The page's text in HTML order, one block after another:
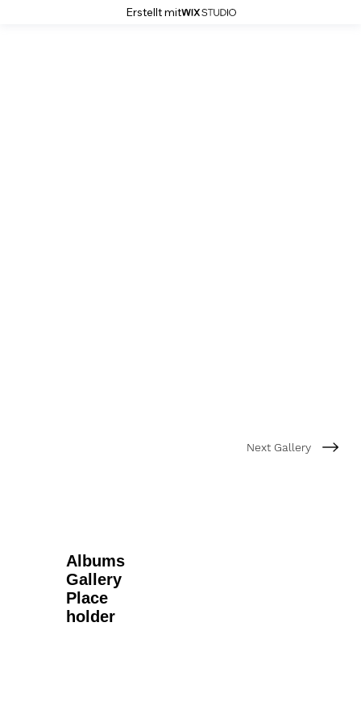
Erstellt mit
Next Gallery
Albums
Gallery
Place
holder